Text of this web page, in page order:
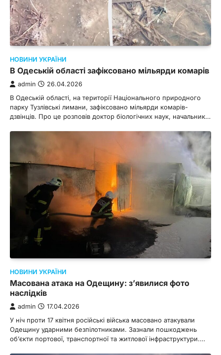
НОВИНИ УКРАЇНИ
В Одеській області зафіксовано мільярди комарів
admin 26.04.2026
В Одеській області, на території Національного природного
парку Тузлівські лимани, зафіксовано мільярди комарів-
дзвінців. Про це розповів доктор біологічних наук, начальник…
НОВИНИ УКРАЇНИ
Масована атака на Одещину: з’явилися фото
наслідків
admin 17.04.2026
У ніч проти 17 квітня російські війська масовано атакували
Одещину ударними безпілотниками. Зазнали пошкоджень
обʼєкти портової, транспортної та житлової інфраструктури.…